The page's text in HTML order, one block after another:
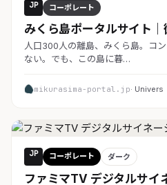
JP コーポレート
みくら島ポータルサイト｜
人口300人の離島、みくら島。コ
ない。でも、この島に暮…
mikurasima-portal.jp· Univers
JP コーポレート ダーク
ファミマTV デジタルサイ